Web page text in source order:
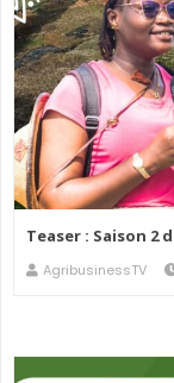
Teaser : Saison 2
AgribusinessTV